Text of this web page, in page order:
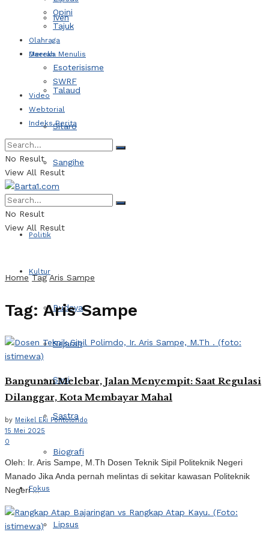
Iven
Daerah
Talaud
Sitaro
Sangihe
Politik
Kultur
Budaya
Sejarah
Seni
Sastra
Biografi
Fokus
Lipsus
Opini
Tajuk
Olahraga
Mereka Menulis
Esoterisisme
SWRF
Video
Webtorial
Indeks Berita
No Result
View All Result
No Result
View All Result
Home Tag Aris Sampe
Tag: Aris Sampe
Bangunan Melebar, Jalan Menyempit: Saat Regulasi
Dilanggar, Kota Membayar Mahal
by Meikel Eki Pontolondo
15 Mei 2025
0
Oleh: Ir. Aris Sampe, M.Th Dosen Teknik Sipil Politeknik Negeri
Manado Jika Anda pernah melintas di sekitar kawasan Politeknik
Negeri ...